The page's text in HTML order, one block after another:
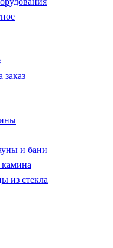
заказ
и бани
камина
из стекла